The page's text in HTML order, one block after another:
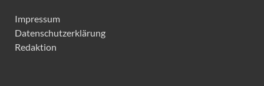
Impressum
Datenschutzerklärung
Redaktion